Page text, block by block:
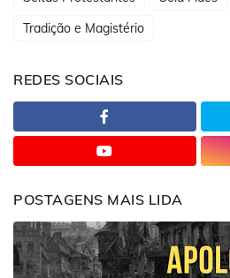
Tradição e Magistério
REDES SOCIAIS
POSTAGENS MAIS LIDA